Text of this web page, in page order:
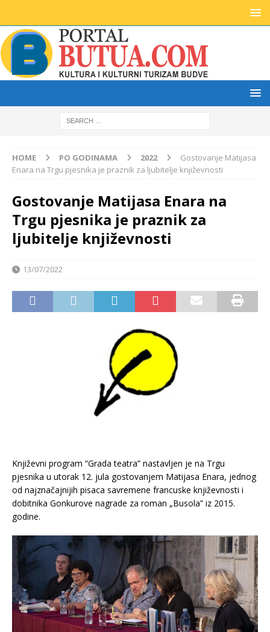
HOME PO GODINAMA 2022
Gostovanje Matijasa
Enara na Trgu pjesnika je praznik za ljubitelje književnosti
Gostovanje Matijasa Enara na
Trgu pjesnika je praznik za
ljubitelje književnosti
13/07/2022
Književni program “Grada teatra” nastavljen je na Trgu
pjesnika u utorak 12. jula gostovanjem Matijasa Enara, jednog
od najznačajnijih pisaca savremene francuske književnosti i
dobitnika Gonkurove nagrade za roman „Busola” iz 2015.
godine.